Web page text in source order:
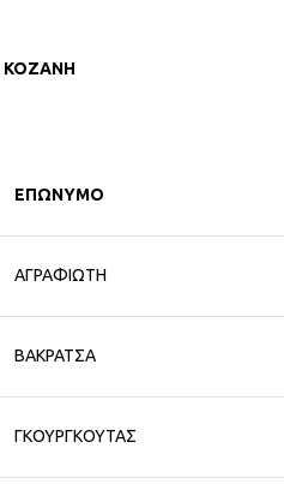
ΚΟΖΑΝΗ
ΕΠΩΝΥΜΟ
ΑΓΡΑΦΙΩΤΗ
ΒΑΚΡΑΤΣΑ
ΓΚΟΥΡΓΚΟΥΤΑΣ